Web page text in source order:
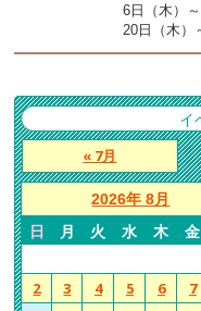
6日（木）～
20日（木）
イ
« 7月
2026年 8月
日
月 火 水 木 金
2
3 4 5 6 7